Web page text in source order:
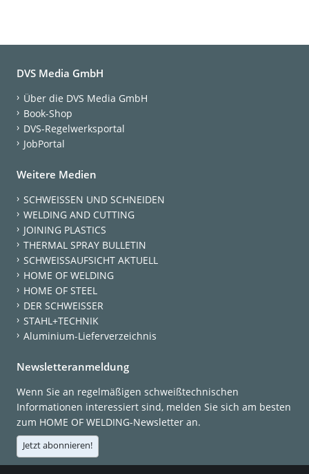
DVS Media GmbH
Über die DVS Media GmbH
Book-Shop
DVS-Regelwerksportal
JobPortal
Weitere Medien
SCHWEISSEN UND SCHNEIDEN
WELDING AND CUTTING
JOINING PLASTICS
THERMAL SPRAY BULLETIN
SCHWEISSAUFSICHT AKTUELL
HOME OF WELDING
HOME OF STEEL
DER SCHWEISSER
STAHL+TECHNIK
Aluminium-Lieferverzeichnis
Newsletteranmeldung
Wenn Sie an regelmäßigen schweißtechnischen
Informationen interessiert sind, melden Sie sich am besten
zum HOME OF WELDING-Newsletter an.
Jetzt abonnieren!